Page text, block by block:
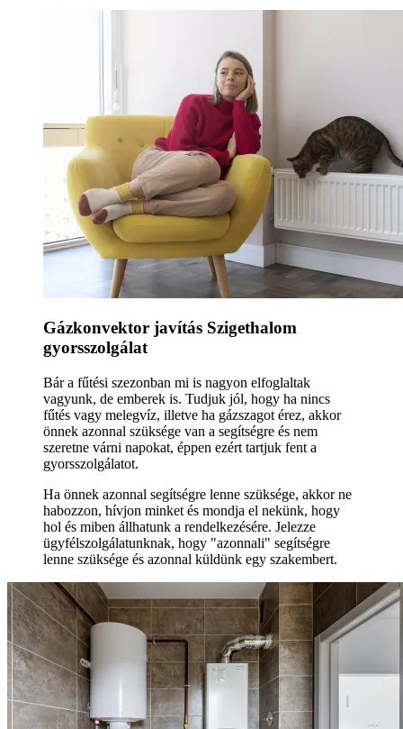
Gázkonvektor javítás Szigethalom
gyorsszolgálat
Bár a fűtési szezonban mi is nagyon elfoglaltak
vagyunk, de emberek is. Tudjuk jól, hogy ha nincs
fűtés vagy melegvíz, illetve ha gázszagot érez, akkor
önnek azonnal szüksége van a segítségre és nem
szeretne várni napokat, éppen ezért tartjuk fent a
gyorsszolgálatot.
Ha önnek azonnal segítségre lenne szüksége, akkor ne
habozzon, hívjon minket és mondja el nekünk, hogy
hol és miben állhatunk a rendelkezésére. Jelezze
ügyfélszolgálatunknak, hogy "azonnali" segítségre
lenne szüksége és azonnal küldünk egy szakembert.